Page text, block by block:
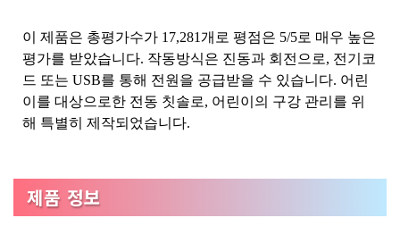
이 제품은 총평가수가 17,281개로 평점은 5/5로 매우 높은
평가를 받았습니다. 작동방식은 진동과 회전으로, 전기코
드 또는 USB를 통해 전원을 공급받을 수 있습니다. 어린
이를 대상으로한 전동 칫솔로, 어린이의 구강 관리를 위
해 특별히 제작되었습니다.
제품 정보